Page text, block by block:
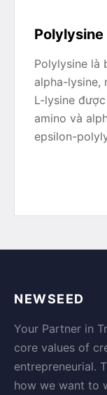
Polylysine
Polylysine là
alpha-lysine,
L-lysine
amino và
epsilon-
NEWSEED
Your Partner in
core values of
entrepreneurial.
how we want to